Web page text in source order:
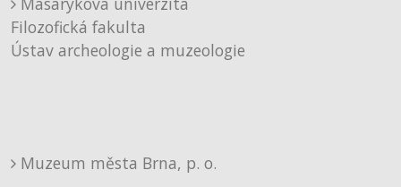
Filozofická fakulta
Ústav archeologie a muzeologie
Muzeum města Brna, p. o.